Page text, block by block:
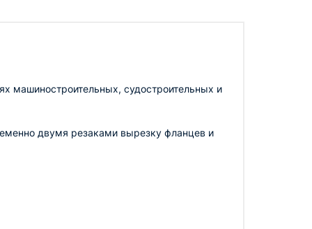
машиностроительных, судостроительных и
двумя резаками вырезку фланцев и